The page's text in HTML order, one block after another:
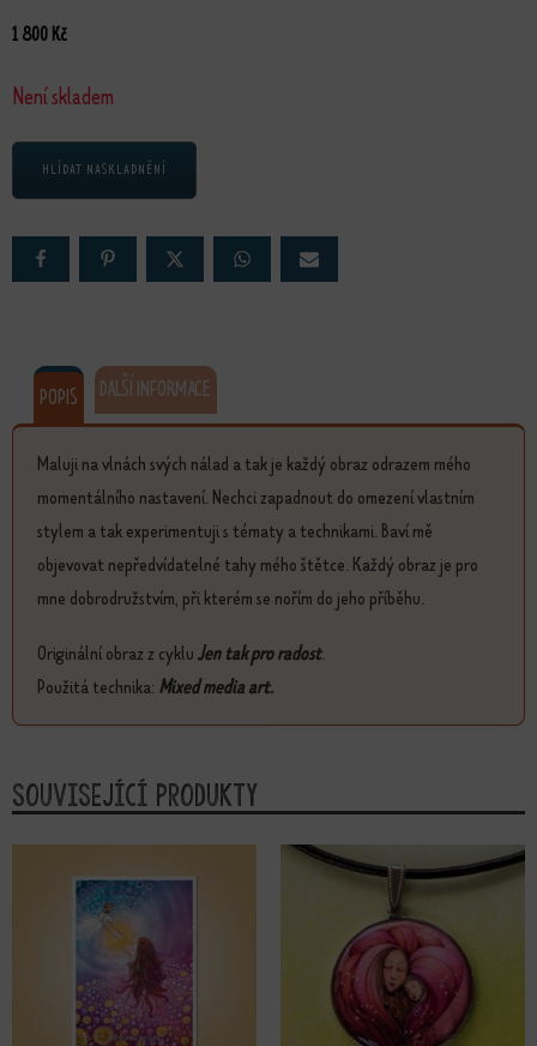
1 800 Kč
Není skladem
HLÍDAT NASKLADNĚNÍ
POPIS DALŠÍ INFORMACE
Maluji na vlnách svých nálad a tak je každý obraz odrazem mého
momentálního nastavení. Nechci zapadnout do omezení vlastním
stylem a tak experimentuji s tématy a technikami. Baví mě
objevovat nepředvídatelné tahy mého štětce. Každý obraz je pro
mne dobrodružstvím, při kterém se nořím do jeho příběhu.
Originální obraz z cykluJen tak pro radost.
Použitá technika:Mixed media art.
Související produkty